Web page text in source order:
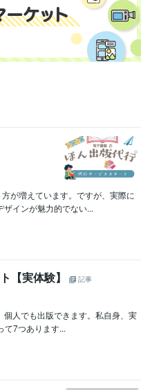
が増えています。ですが、実際に
インが魅力的でない...
【実体験】
記事
個人でも出版できます。私自身、実
て7つあります...